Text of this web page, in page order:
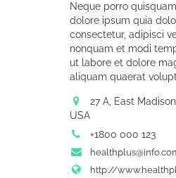
Neque porro
dolore ipsum quia
consectetur, adipisci
nonquam et modi
ut labore et dolore
aliquam quaerat
27 A, East
USA
+1800 000 123
http://